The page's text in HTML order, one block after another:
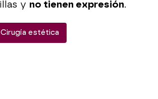
y no tienen expresión.
Cirugía estética